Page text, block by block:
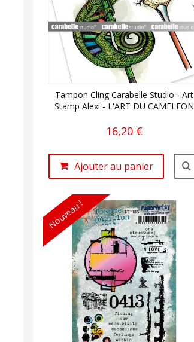
Tampon Cling Carabelle Studio - Art
Stamp Alexi - L'ART DU CAMELEON
16,20 €
Ajouter au panier
Nouveau !